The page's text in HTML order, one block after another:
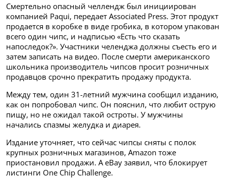
Смертельно опасный челлендж был инициирован
компанией Paqui, передает Associated Press. Этот продукт
продается в коробке в виде гробика, в котором упакован
всего один чипс, и надписью «Есть что сказать
напоследок?». Участники челенджа должны съесть его и
затем записать на видео. После смерти американского
школьника производитель чипсов просит розничных
продавцов срочно прекратить продажу продукта.
Между тем, один 31-летний мужчина сообщил изданию,
как он попробовал чипс. Он пояснил, что любит острую
пищу, но не ожидал такой остроты. У мужчины
начались спазмы желудка и диарея.
Издание уточняет, что сейчас чипсы сняты с полок
крупных розничных магазинов, Amazon тоже
приостановил продажи. А eBay заявил, что блокирует
листинги One Chip Challenge.